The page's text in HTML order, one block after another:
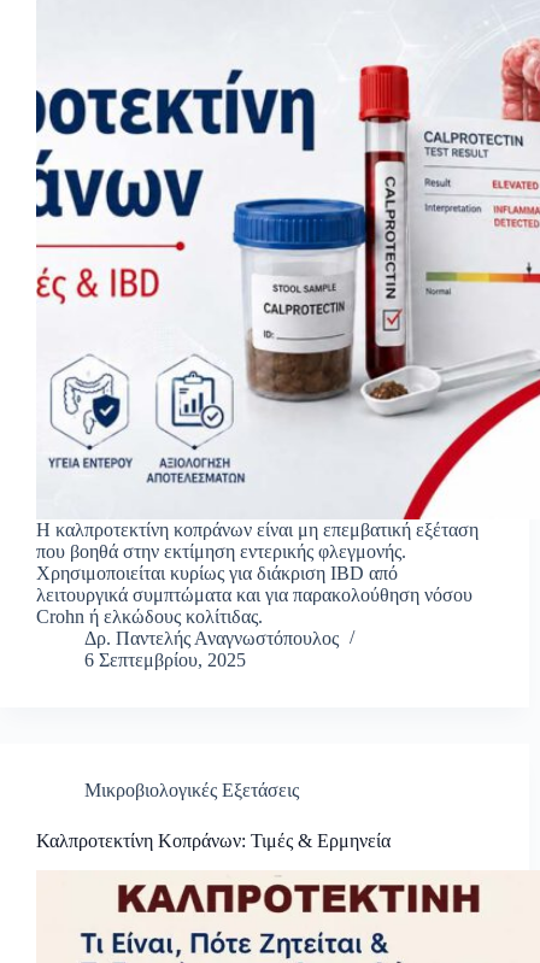
Η καλπροτεκτίνη κοπράνων είναι μη επεμβατική εξέταση
που βοηθά στην εκτίμηση εντερικής φλεγμονής.
Χρησιμοποιείται κυρίως για διάκριση IBD από
λειτουργικά συμπτώματα και για παρακολούθηση νόσου
Crohn ή ελκώδους κολίτιδας.
Δρ. Παντελής Αναγνωστόπουλος
6 Σεπτεμβρίου, 2025
Μικροβιολογικές Εξετάσεις
Καλπροτεκτίνη Κοπράνων: Τιμές & Ερμηνεία